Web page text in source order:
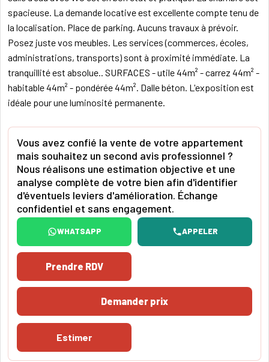
spacieuse. La demande locative est excellente compte tenu de
la localisation. Place de parking. Aucuns travaux à prévoir.
Posez juste vos meubles. Les services (commerces, écoles,
administrations, transports) sont à proximité immédiate. La
tranquillité est absolue.. SURFACES - utile 44m² - carrez 44m² -
habitable 44m² - pondérée 44m². Dalle béton. L'exposition est
idéale pour une luminosité permanente.
Vous avez confié la vente de votre appartement
mais souhaitez un second avis professionnel ?
Nous réalisons une estimation objective et une
analyse complète de votre bien afin d'identifier
d'éventuels leviers d'amélioration. Échange
confidentiel et sans engagement.
WHATSAPP APPELER
Prendre RDV
Demander prix
Estimer